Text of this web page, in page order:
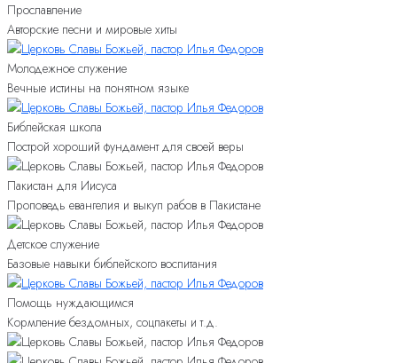
Прославление
Авторские песни и мировые хиты
Молодежное служение
Вечные истины на понятном языке
Библейская школа
Построй хороший фундамент для своей веры
Пакистан для Иисуса
Проповедь евангелия и выкуп рабов в Пакистане
Детское служение
Базовые навыки библейского воспитания
Помощь нуждающимся
Кормление бездомных, соцпакеты и т.д.